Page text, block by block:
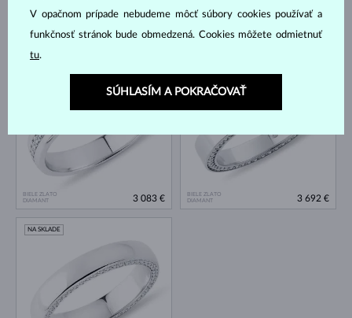
BIELE ZLATO
DIAMANT
2 953 €
BIELE ZLATO
DIAMANT
5 431 €
BIELE ZLATO
DIAMANT
3 083 €
BIELE ZLATO
DIAMANT
3 692 €
NA SKLADE
V opačnom prípade nebudeme môcť súbory cookies používať a
funkčnosť stránok bude obmedzená. Cookies môžete odmietnuť
tu.
SÚHLASÍM A POKRAČOVAŤ